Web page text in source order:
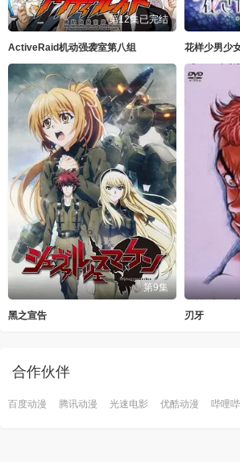
第12集已完结
ActiveRaid机动强袭室第八组 花样少男少
第9集
黑之宣告 刃牙
合作伙伴
百度动漫 腾讯动漫 光速电影 优酷动漫 哔哩